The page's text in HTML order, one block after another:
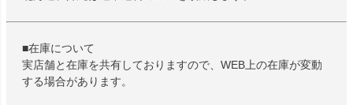
■在庫について
実店舗と在庫を共有しておりますので、WEB上の在庫が変動
する場合があります。